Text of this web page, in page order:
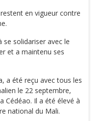
en vigueur contre
se solidariser avec le
et a maintenu ses
a été reçu avec tous les
le 22 septembre,
Cédéao. Il a été élevé à
national du Mali.